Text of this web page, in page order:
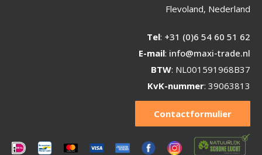
Flevoland, Nederland
Tel: +31 (0)6 54 60 51 62
E-mail: info@maxi-trade.nl
BTW: NL001591968B37
KvK-nummer: 39063813
Contactformulier